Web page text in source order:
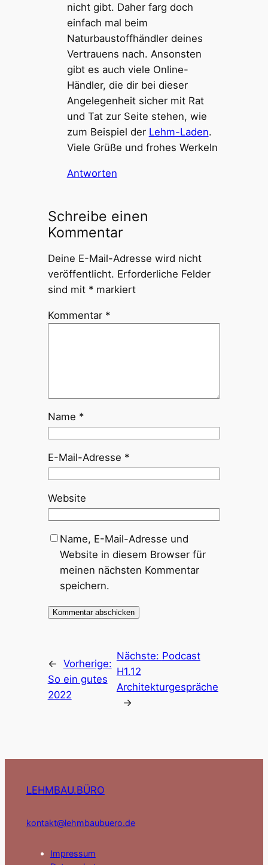
nicht gibt. Daher farg doch
einfach mal beim
Naturbaustoffhändler deines
Vertrauens nach. Ansonsten
gibt es auch viele Online-
Händler, die dir bei dieser
Angelegenheit sicher mit Rat
und Tat zur Seite stehen, wie
zum Beispiel der Lehm-Laden.
Viele Grüße und frohes Werkeln
Antworten
Schreibe einen
Kommentar
Deine E-Mail-Adresse wird nicht
veröffentlicht. Erforderliche Felder
sind mit *markiert
Kommentar *
Name *
E-Mail-Adresse *
Website
Name, E-Mail-Adresse und
Website in diesem Browser für
meinen nächsten Kommentar
speichern.
← Vorherige:
So ein gutes
2022
Nächste: Podcast
H1.12
Architekturgespräche
→
LEHMBAU.BÜRO
kontakt@lehmbaubuero.de
Impressum